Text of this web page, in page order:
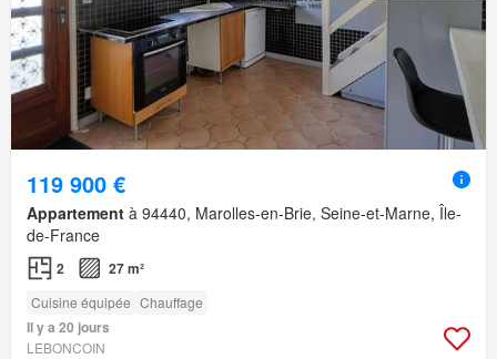
119 900 €
Appartement à 94440, Marolles-en-Brie, Seine-et-Marne, Île-
de-France
2 27 m²
Cuisine équipée Chauffage
Il y a 20 jours
LEBONCOIN